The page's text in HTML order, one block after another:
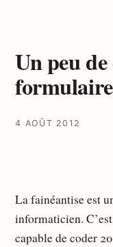
Un peu
4 AOÛT 2012
La fainéantise est
informaticien.
capable de coder